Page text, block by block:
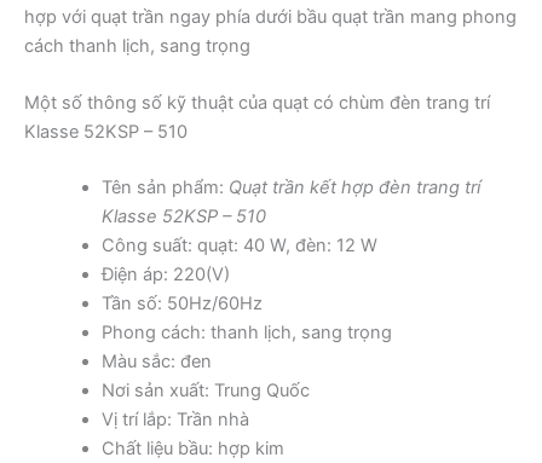
hợp với quạt trần ngay phía dưới bầu quạt trần mang phong
cách thanh lịch, sang trọng
Một số thông số kỹ thuật của quạt có chùm đèn trang trí
Klasse 52KSP – 510
Tên sản phẩm: Quạt trần kết hợp đèn trang trí
Klasse 52KSP – 510
Công suất: quạt: 40 W, đèn: 12 W
Điện áp: 220(V)
Tần số: 50Hz/60Hz
Phong cách: thanh lịch, sang trọng
Màu sắc: đen
Nơi sản xuất: Trung Quốc
Vị trí lắp: Trần nhà
Chất liệu bầu: hợp kim